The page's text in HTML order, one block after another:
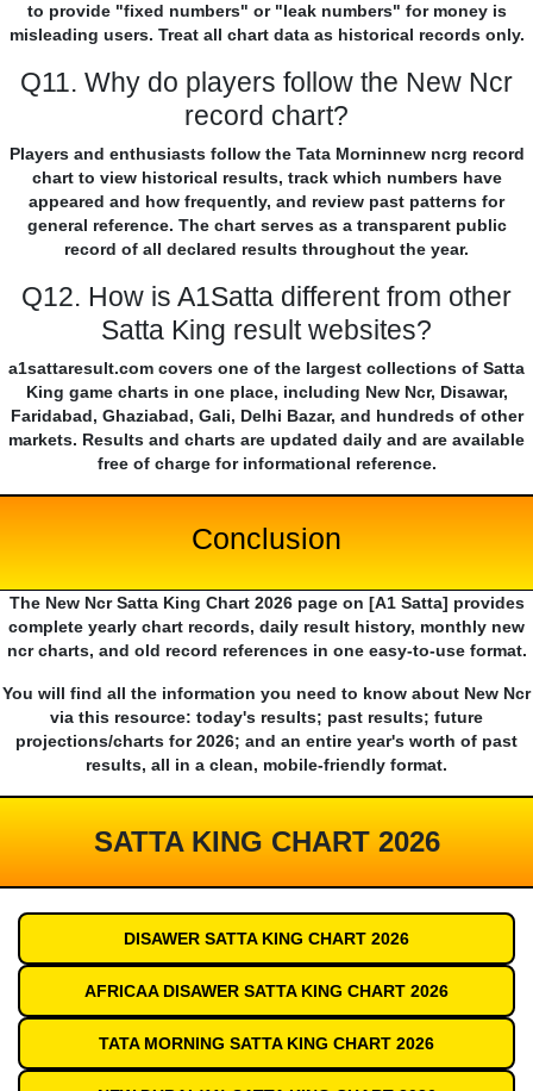
to provide "fixed numbers" or "leak numbers" for money is
misleading users. Treat all chart data as historical records only.
Q11. Why do players follow the New Ncr
record chart?
Players and enthusiasts follow the Tata Morninnew ncrg record
chart to view historical results, track which numbers have
appeared and how frequently, and review past patterns for
general reference. The chart serves as a transparent public
record of all declared results throughout the year.
Q12. How is A1Satta different from other
Satta King result websites?
a1sattaresult.com covers one of the largest collections of Satta
King game charts in one place, including New Ncr, Disawar,
Faridabad, Ghaziabad, Gali, Delhi Bazar, and hundreds of other
markets. Results and charts are updated daily and are available
free of charge for informational reference.
Conclusion
The New Ncr Satta King Chart 2026 page on [A1 Satta] provides
complete yearly chart records, daily result history, monthly new
ncr charts, and old record references in one easy-to-use format.
You will find all the information you need to know about New Ncr
via this resource: today's results; past results; future
projections/charts for 2026; and an entire year's worth of past
results, all in a clean, mobile-friendly format.
SATTA KING CHART 2026
DISAWER SATTA KING CHART 2026
AFRICAA DISAWER SATTA KING CHART 2026
TATA MORNING SATTA KING CHART 2026